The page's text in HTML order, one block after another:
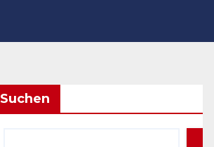
Suchen